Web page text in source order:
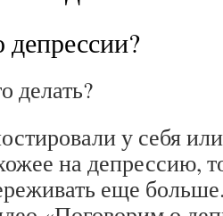
делать?
у себя
на депрессию,
еще